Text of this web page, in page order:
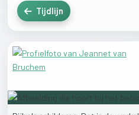
Tijdlijn